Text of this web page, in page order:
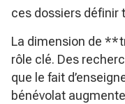
ces dossiers définir
La dimension de
rôle clé. Des
que le fait
bénévolat